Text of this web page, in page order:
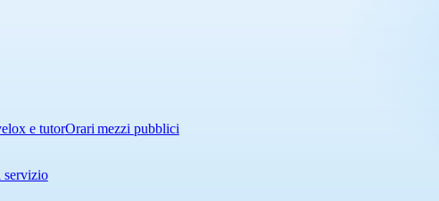
e tutorOrari mezzi pubblici
servizio